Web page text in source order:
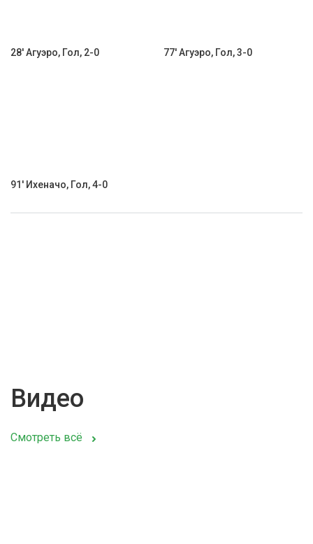
28' Агуэро, Гол, 2-0 77' Агуэро, Гол, 3-0
91' Ихеначо, Гол, 4-0
Видео
Смотреть всё